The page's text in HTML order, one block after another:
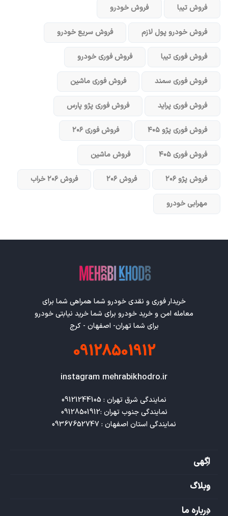
فروش تیبا فروش خودرو
فروش خودرو پول لازم فروش سریع خودرو
فروش فوری تیبا فروش فوری خودرو
فروش فوری سمند فروش فوری ماشین
فروش فوری پراید فروش فوری پژو پارس
فروش فوری پژو ۴۰۵ فروش فوری ۲۰۶
فروش فوری ۴۰۵ فروش ماشین
فروش پژو ۲۰۶ فروش ۲۰۶ فروش ۲۰۶ خراب
مهرابی خودرو
خریدار فوری و نقدی خودرو شما همراهی شما برای
معامله امن و خرید خودرو برای شما خرید نیابتی خودرو
برای شما تهران- اصفهان - کرج
09128501912
instagram mehrabikhodro.ir
نمایندگی استان اصفهان : 09367652747
اگهی
وبلاگ
درباره ما